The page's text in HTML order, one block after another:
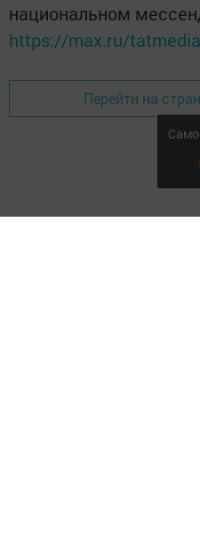
национальном
https://max.ru/tatmedia
Перейти на